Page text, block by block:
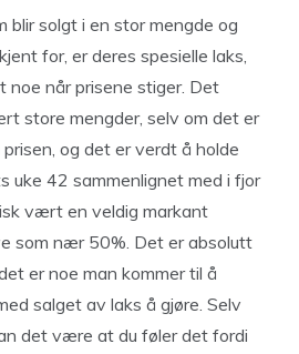
blir solgt i en stor mengde og
for, er deres spesielle laks,
når prisene stiger. Det
store mengder, selv om det er
og det er verdt å holde
uke 42 sammenlignet med i fjor
vært en veldig markant
som nær 50%. Det er absolutt
er noe man kommer til å
salget av laks å gjøre. Selv
det være at du føler det fordi